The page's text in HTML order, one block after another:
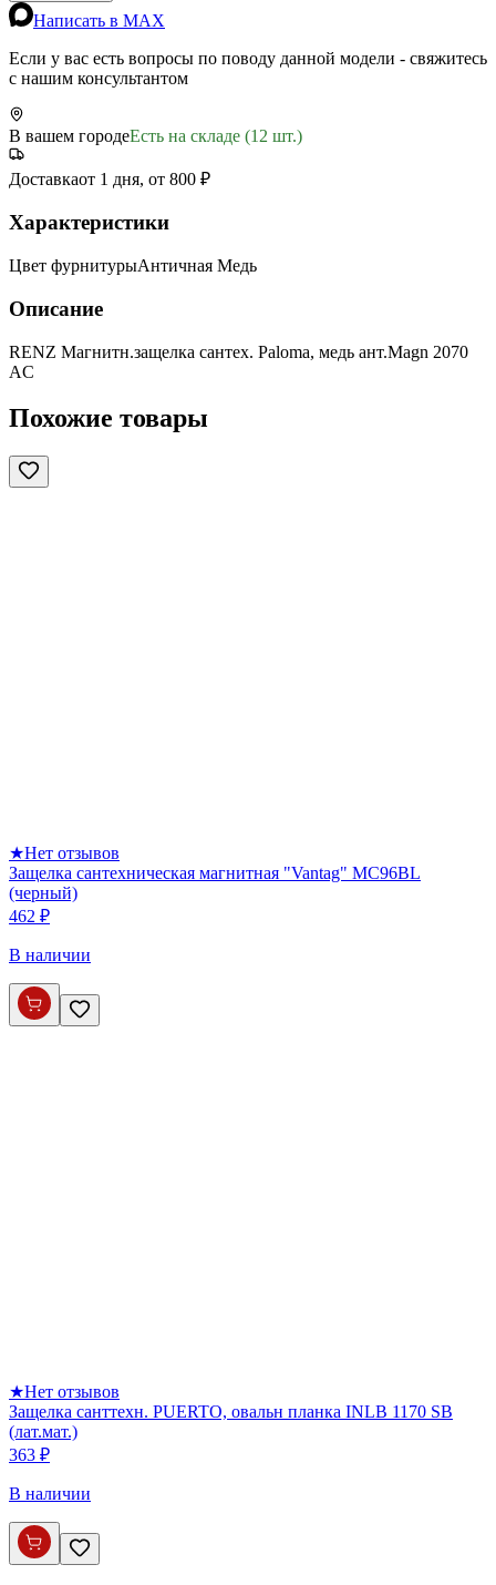
Написать в MAX
Если у вас есть вопросы по поводу данной модели - свяжитесь
с нашим консультантом
В вашем городеЕсть на складе (12 шт.)
Доставкаот 1 дня, от 800 ₽
Характеристики
Цвет фурнитурыАнтичная Медь
Описание
RENZ Магнитн.защелка сантех. Paloma, медь ант.Magn 2070
AС
Похожие товары
★Нет отзывов
Защелка сантехническая магнитная "Vantag" MC96BL
(черный)
462 ₽
В наличии
★Нет отзывов
Защелка санттехн. PUERTO, овальн планка INLB 1170 SB
(лат.мат.)
363 ₽
В наличии